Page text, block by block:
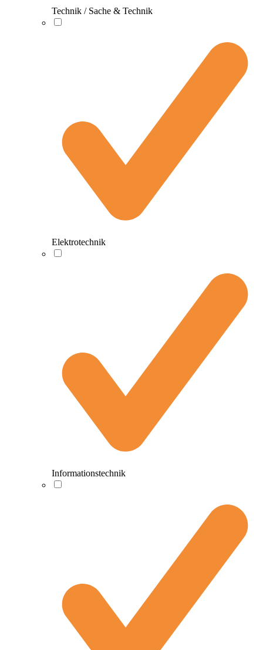
Technik / Sache & Technik
Elektrotechnik
Informationstechnik